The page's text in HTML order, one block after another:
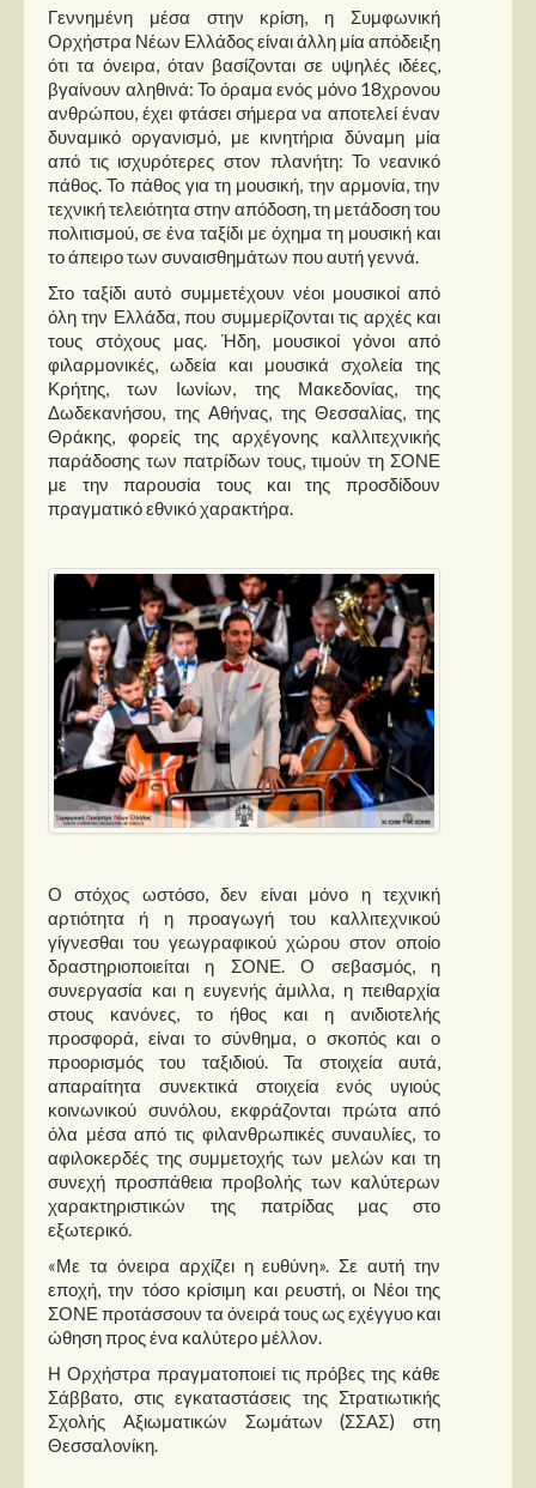
Blog
Γεννημένη μέσα στην κρίση, η Συμφωνική
Ορχήστρα Νέων Ελλάδος είναι άλλη μία απόδειξη
ότι τα όνειρα, όταν βασίζονται σε υψηλές ιδέες,
βγαίνουν αληθινά: Το όραμα ενός μόνο 18χρονου
ανθρώπου, έχει φτάσει σήμερα να αποτελεί έναν
δυναμικό οργανισμό, με κινητήρια δύναμη μία
από τις ισχυρότερες στον πλανήτη: Το νεανικό
πάθος. Το πάθος για τη μουσική, την αρμονία, την
τεχνική τελειότητα στην απόδοση, τη μετάδοση του
πολιτισμού, σε ένα ταξίδι με όχημα τη μουσική και
το άπειρο των συναισθημάτων που αυτή γεννά.
Στο ταξίδι αυτό συμμετέχουν νέοι μουσικοί από
όλη την Ελλάδα, που συμμερίζονται τις αρχές και
τους στόχους μας. Ήδη, μουσικοί γόνοι από
φιλαρμονικές, ωδεία και μουσικά σχολεία της
Κρήτης, των Ιωνίων, της Μακεδονίας, της
Δωδεκανήσου, της Αθήνας, της Θεσσαλίας, της
Θράκης, φορείς της αρχέγονης καλλιτεχνικής
παράδοσης των πατρίδων τους, τιμούν τη ΣΟΝΕ
με την παρουσία τους και της προσδίδουν
πραγματικό εθνικό χαρακτήρα.
Ο στόχος ωστόσο, δεν είναι μόνο η τεχνική
αρτιότητα ή η προαγωγή του καλλιτεχνικού
γίγνεσθαι του γεωγραφικού χώρου στον οποίο
δραστηριοποιείται η ΣΟΝΕ. Ο σεβασμός, η
συνεργασία και η ευγενής άμιλλα, η πειθαρχία
στους κανόνες, το ήθος και η ανιδιοτελής
προσφορά, είναι το σύνθημα, ο σκοπός και ο
προορισμός του ταξιδιού. Τα στοιχεία αυτά,
απαραίτητα συνεκτικά στοιχεία ενός υγιούς
κοινωνικού συνόλου, εκφράζονται πρώτα από
όλα μέσα από τις φιλανθρωπικές συναυλίες, το
αφιλοκερδές της συμμετοχής των μελών και τη
συνεχή προσπάθεια προβολής των καλύτερων
χαρακτηριστικών της πατρίδας μας στο
εξωτερικό.
«Με τα όνειρα αρχίζει η ευθύνη». Σε αυτή την
εποχή, την τόσο κρίσιμη και ρευστή, οι Νέοι της
ΣΟΝΕ προτάσσουν τα όνειρά τους ως εχέγγυο και
ώθηση προς ένα καλύτερο μέλλον.
Η Ορχήστρα πραγματοποιεί τις πρόβες της κάθε
Σάββατο, στις εγκαταστάσεις της Στρατιωτικής
Σχολής Αξιωματικών Σωμάτων (ΣΣΑΣ) στη
Θεσσαλονίκη.